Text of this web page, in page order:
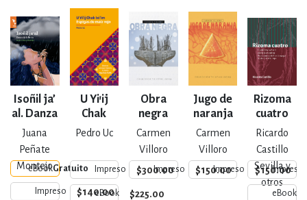
Isoñil ja’
al. Danza
de la
lluvia
Juana
Peñate
Montejo
eBookGratuito
Impreso $140.00
U Yi’ij
Chak
Ixi’im.
rojo
Pedro Uc
Impreso $300.00
eBook $225.00
Obra
negra
Carmen
Villoro
Impreso $150.00
Jugo de
naranja
Carmen
Villoro
Impreso $150.00
Rizoma
cuatro
Ricardo
Castillo
Sevilla y
otros
Impreso
eBook